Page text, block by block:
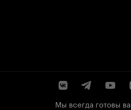
Мы всегда готовы